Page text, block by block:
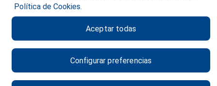
POLITICA DE COOKIES
CANAL DE ÉTICA
Política de Cookies.
Configurar preferencias
Aceptar todas